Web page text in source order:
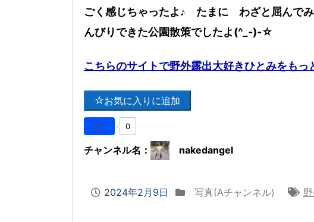
ごく感じちゃったよ♪ たまに わざと屈んで
んびりできた公園散策でしたよ(^_-)-☆
こちらのサイトで野外露出大好きひとみをもっ
お気に入りに追加
0
チャンネル名： nakedangel
2024年2月9日
写真(Aチャンネル)